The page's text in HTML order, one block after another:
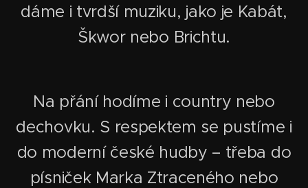
dáme i tvrdší muziku, jako je Kabát,
Škwor nebo Brichtu.
Na přání hodíme i country nebo
dechovku. S respektem se pustíme i
do moderní české hudby – třeba do
písniček Marka Ztraceného nebo